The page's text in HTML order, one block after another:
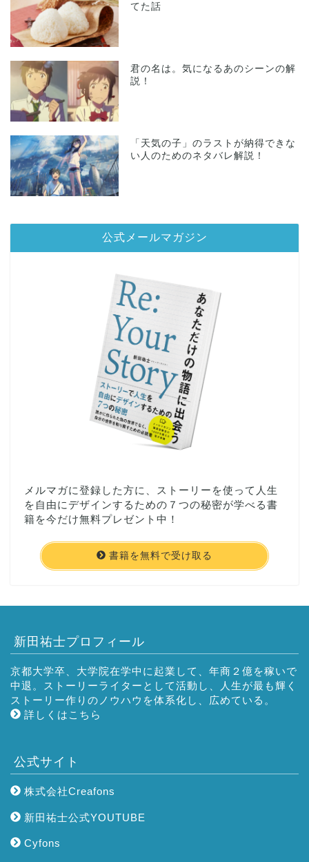
てた話
君の名は。気になるあのシーンの解
説！
「天気の子」のラストが納得できな
い人のためのネタバレ解説！
公式メールマガジン
メルマガに登録した方に、ストーリーを使って人生
を自由にデザインするための７つの秘密が学べる書
籍を今だけ無料プレゼント中！
書籍を無料で受け取る
新田祐士プロフィール
京都大学卒、大学院在学中に起業して、年商２億を稼いで
中退。ストーリーライターとして活動し、人生が最も輝く
ストーリー作りのノウハウを体系化し、広めている。
詳しくはこちら
公式サイト
株式会社Creafons
新田祐士公式YOUTUBE
Cyfons